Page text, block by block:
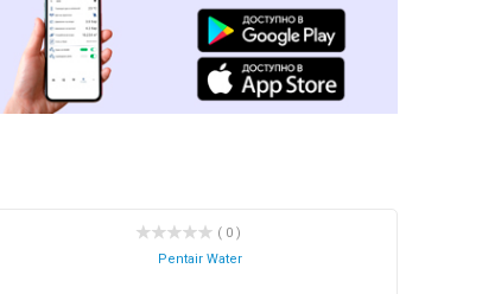
( 0 )
Pentair Water